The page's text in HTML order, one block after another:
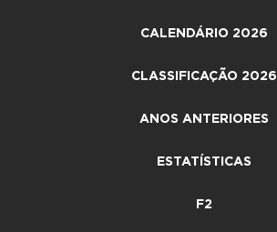
CALENDÁRIO 2026
CLASSIFICAÇÃO 2026
ANOS ANTERIORES
ESTATÍSTICAS
F2